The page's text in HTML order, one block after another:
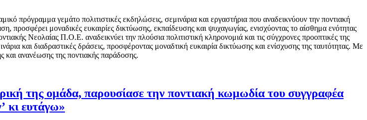
πρόγραμμα γεμάτο πολιτιστικές εκδηλώσεις, σεμινάρια και εργαστήρια που αναδεικνύουν την ποντιακή
μοναδικές ευκαιρίες δικτύωσης, εκπαίδευσης και ψυχαγωγίας, ενισχύοντας το αίσθημα ενότητας
Νεολαίας Π.Ο.Ε. αναδεικνύει την πλούσια πολιτιστική κληρονομιά και τις σύγχρονες προοπτικές της
και διαδραστικές δράσεις, προσφέροντας μοναδτική ευκαιρία δικτύωσης και ενίσχυσης της ταυτότητας. Με
και ανανέωσης της ποντιακής παράδοσης.
της ομάδα, παρουσίασε την ποντιακή κωμωδία του συγγραφέα
κι ευτάγω»